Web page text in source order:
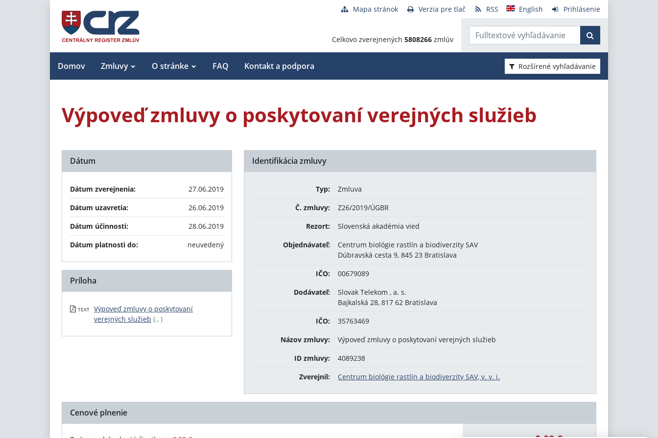
Mapa stránok Verzia pre tlač RSS English Prihlásenie
Celkovo zverejnených 5808266 zmlúv
Domov Zmluvy O stránke FAQ Kontakt a podpora Rozšírené vyhľadávanie
Výpoveď zmluvy o poskytovaní verejných služieb
Identifikácia zmluvy
Typ:
Zmluva
Č. zmluvy:
Z26/2019/ÚGBR
Rezort:
Slovenská akadémia vied
Objednávateľ:
Centrum biológie rastlín a biodiverzity SAV
Dúbravská cesta 9, 845 23 Bratislava
IČO:
00679089
Dodávateľ:
Slovak Telekom , a. s.
Bajkalská 28, 817 62 Bratislava
IČO:
35763469
Názov zmluvy:
Výpoveď zmluvy o poskytovaní verejných služieb
ID zmluvy:
4089238
Zverejnil:
Centrum biológie rastlín a biodiverzity SAV, v. v. i.
Dátum
Dátum zverejnenia:
27.06.2019
Dátum uzavretia:
26.06.2019
Dátum účinnosti:
28.06.2019
Dátum platnosti do:
neuvedený
Príloha
TEXT
Výpoveď zmluvy o poskytovaní
verejných služieb (., )
Cenové plnenie